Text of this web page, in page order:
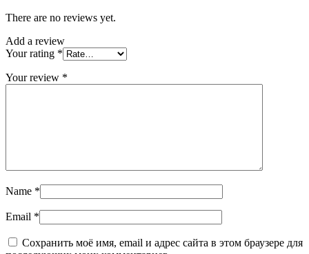
There are no reviews yet.
Add a review
Your rating *
Your review *
Name *
Email *
Сохранить моё имя, email и адрес сайта в этом браузере для